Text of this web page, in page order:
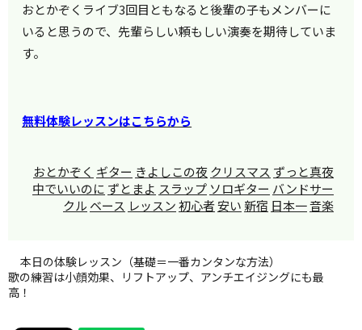
おとかぞくライブ3回目ともなると後輩の子もメンバーに
いると思うので、先輩らしい頼もしい演奏を期待していま
す。
無料体験レッスンはこちらから
おとかぞく ギター きよしこの夜 クリスマス ずっと真夜
中でいいのに ずとまよ スラップ ソロギター バンドサー
クル ベース レッスン初心者安い 新宿 日本一音楽
本日の体験レッスン（基礎＝一番カンタンな方法）
歌の練習は小顔効果、リフトアップ、アンチエイジングにも最
高！